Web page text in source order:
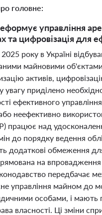
головне:
управління
та цифровізація
року в Україні
майновими
активів,
увагу приділено
ефективного
або неефективно
над
до порядку ведення
додаткові обмеження
на впровадження
передбачає
управління майном до
особами, і мають
власності. Ці зміни